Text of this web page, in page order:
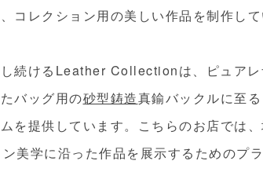
コレクション用の美しい作品を制作して
続けるLeather Collectionは、ピュア
バッグ用の砂型鋳造真鍮バックルに至
を提供しています。こちらのお店では
美学に沿った作品を展示するためのプ